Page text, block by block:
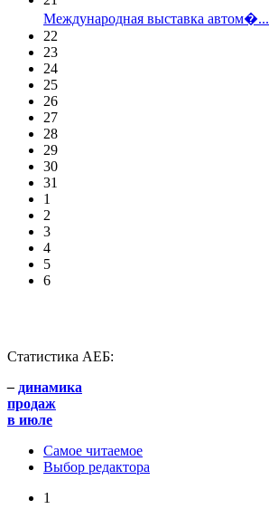
Международная выставка автом�...
22
23
24
25
26
27
28
29
30
31
1
2
3
4
5
6
Статистика АЕБ:
– динамика
продаж
в июле
Самое читаемое
Выбор редактора
1